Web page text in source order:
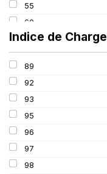
55
60
65
70
75
80
85
100
Indice de Charge
89
92
93
95
96
97
98